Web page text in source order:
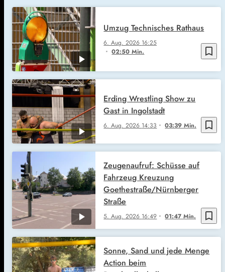
bookmark_border
6. Aug. 2026 16:25
02:50 Min.
Umzug Technisches Rathaus
bookmark_border
6. Aug. 2026 14:33 03:39 Min.
Erding Wrestling Show zu
Gast in Ingolstadt
bookmark_border
5. Aug. 2026 16:49 01:47 Min.
Zeugenaufruf: Schüsse auf
Fahrzeug Kreuzung
Goethestraße/Nürnberger
Straße
Sonne, Sand und jede Menge
Action beim